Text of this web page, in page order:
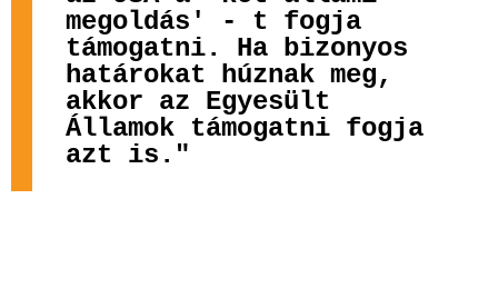
megoldás' - t fogja
támogatni. Ha bizonyos
határokat húznak meg,
akkor az Egyesült
Államok támogatni fogja
azt is."